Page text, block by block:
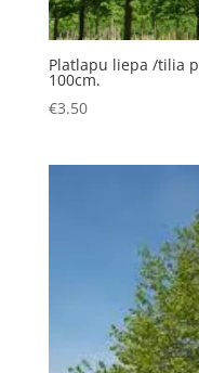
Platlapu liepa /tilia
100cm.
€3.50